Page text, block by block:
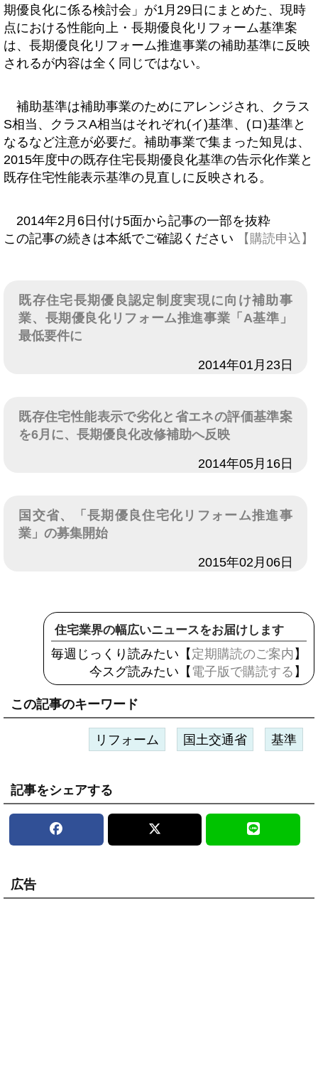
期優良化に係る検討会」が1月29日にまとめた、現時
点における性能向上・長期優良化リフォーム基準案
は、長期優良化リフォーム推進事業の補助基準に反映
されるが内容は全く同じではない。
補助基準は補助事業のためにアレンジされ、クラス
S相当、クラスA相当はそれぞれ(イ)基準、(ロ)基準と
なるなど注意が必要だ。補助事業で集まった知見は、
2015年度中の既存住宅長期優良化基準の告示化作業と
既存住宅性能表示基準の見直しに反映される。
2014年2月6日付け5面から記事の一部を抜粋
この記事の続きは本紙でご確認ください
【購読申込】
既存住宅長期優良認定制度実現に向け補助事
業、長期優良化リフォーム推進事業「A基準」
最低要件に
2014年01月23日
既存住宅性能表示で劣化と省エネの評価基準案
を6月に、長期優良化改修補助へ反映
2014年05月16日
国交省、「長期優良住宅化リフォーム推進事
業」の募集開始
2015年02月06日
住宅業界の幅広いニュースをお届けします
毎週じっくり読みたい【 定期購読のご案内 】
今スグ読みたい【 電子版で購読する 】
この記事のキーワード
リフォーム 国土交通省 基準
記事をシェアする
広告